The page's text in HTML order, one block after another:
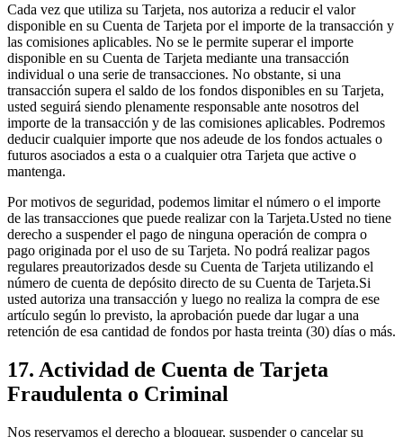
Cada vez que utiliza su Tarjeta, nos autoriza a reducir el valor
disponible en su Cuenta de Tarjeta por el importe de la transacción y
las comisiones aplicables. No se le permite superar el importe
disponible en su Cuenta de Tarjeta mediante una transacción
individual o una serie de transacciones. No obstante, si una
transacción supera el saldo de los fondos disponibles en su Tarjeta,
usted seguirá siendo plenamente responsable ante nosotros del
importe de la transacción y de las comisiones aplicables. Podremos
deducir cualquier importe que nos adeude de los fondos actuales o
futuros asociados a esta o a cualquier otra Tarjeta que active o
mantenga.
Por motivos de seguridad, podemos limitar el número o el importe
de las transacciones que puede realizar con la Tarjeta.Usted no tiene
derecho a suspender el pago de ninguna operación de compra o
pago originada por el uso de su Tarjeta. No podrá realizar pagos
regulares preautorizados desde su Cuenta de Tarjeta utilizando el
número de cuenta de depósito directo de su Cuenta de Tarjeta.Si
usted autoriza una transacción y luego no realiza la compra de ese
artículo según lo previsto, la aprobación puede dar lugar a una
retención de esa cantidad de fondos por hasta treinta (30) días o más.
17. Actividad de Cuenta de Tarjeta
Fraudulenta o Criminal
Nos reservamos el derecho a bloquear, suspender o cancelar su